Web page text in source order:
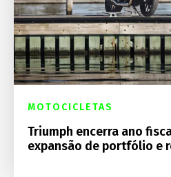
MOTOCICLETAS
Triumph encerra ano
expansão de portfólio e